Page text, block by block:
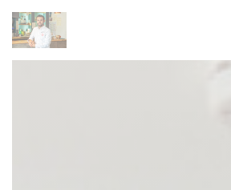
Personalización de sus opciones de cookies